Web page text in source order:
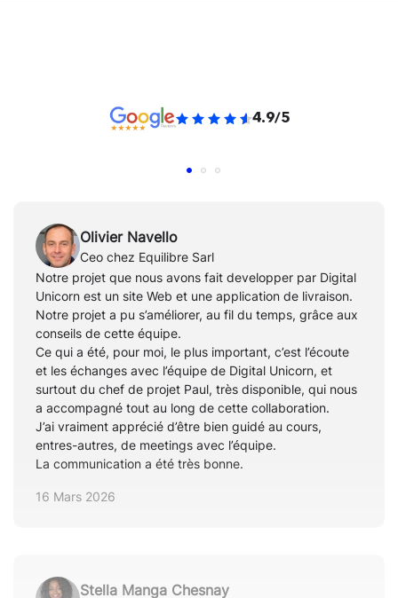
4.9/5
Olivier Navello
Ceo chez Equilibre Sarl
Notre projet que nous avons fait developper par Digital
Unicorn est un site Web et une application de livraison.
Notre projet a pu s’améliorer, au fil du temps, grâce aux
conseils de cette équipe.
Ce qui a été, pour moi, le plus important, c’est l’écoute
et les échanges avec l’équipe de Digital Unicorn, et
surtout du chef de projet Paul, très disponible, qui nous
a accompagné tout au long de cette collaboration.
J’ai vraiment apprécié d’être bien guidé au cours,
entres-autres, de meetings avec l’équipe.
La communication a été très bonne.
16 Mars 2026
Stella Manga Chesnay